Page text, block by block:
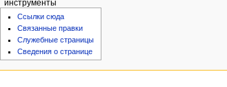
инструменты
Ссылки сюда
Связанные правки
Служебные страницы
Сведения о странице